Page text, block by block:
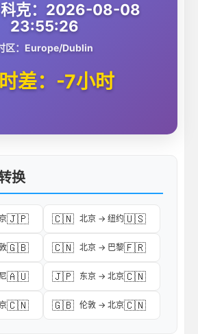
克：2026-08-08
23:55:26
区：Europe/Dublin
差：-7小时
换
🇯🇵 🇨🇳 北京 → 纽约🇺🇸
🇬🇧 🇨🇳 北京 → 巴黎🇫🇷
🇦🇺 🇯🇵 东京 → 北京🇨🇳
🇨🇳 🇬🇧 伦敦 → 北京🇨🇳